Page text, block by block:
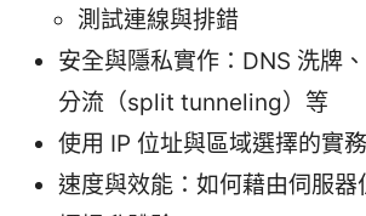
測試連線與排錯
安全與隱私實作：DNS 洗牌
分流（split tunneling）等
使用 IP 位址與區域選擇的實
速度與效能：如何藉由伺服器